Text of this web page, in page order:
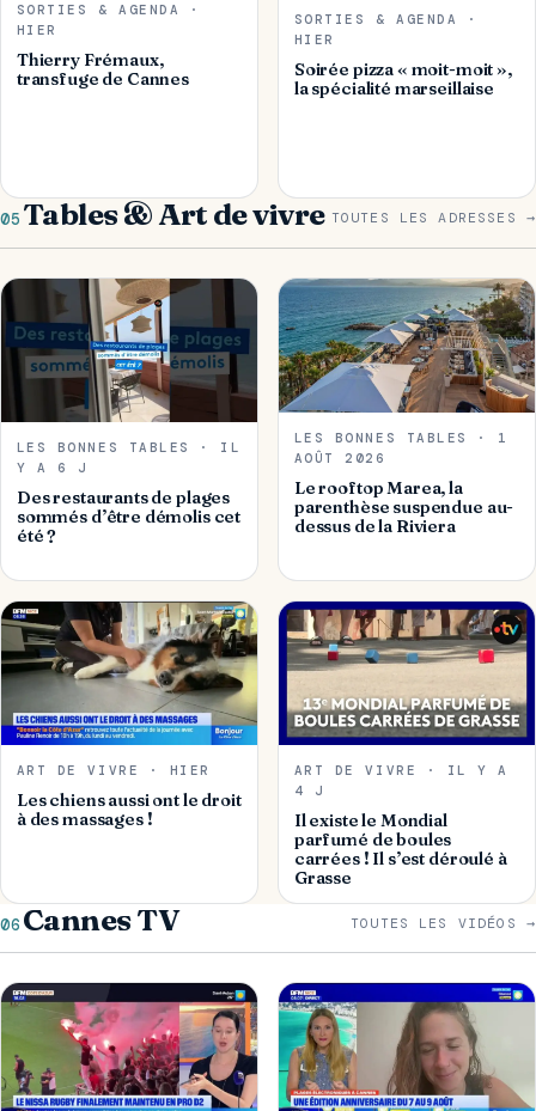
SORTIES & AGENDA ·
HIER
Thierry Frémaux,
transfuge de Cannes
SORTIES & AGENDA ·
HIER
Soirée pizza « moit-moit »,
la spécialité marseillaise
05 Tables & Art de vivre TOUTES LES ADRESSES →
LES BONNES TABLES · IL
Y A 6 J
Des restaurants de plages
sommés d’être démolis cet
été ?
LES BONNES TABLES · 1
AOÛT 2026
Le rooftop Marea, la
parenthèse suspendue au-
dessus de la Riviera
ART DE VIVRE · HIER
Les chiens aussi ont le droit
à des massages !
ART DE VIVRE · IL Y A
4 J
Il existe le Mondial
parfumé de boules
carrées ! Il s’est déroulé à
Grasse
06 Cannes TV TOUTES LES VIDÉOS →